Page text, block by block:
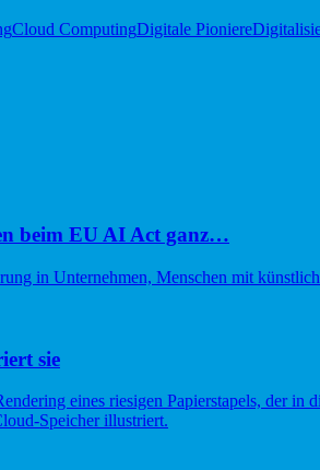
Cloud ComputingDigitale Pioniere
beim EU AI Act ganz…
sie